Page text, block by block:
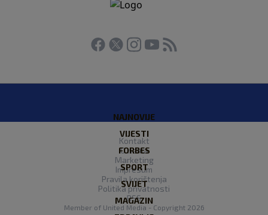
NAJNOVIJE
VIJESTI
FORBES
SPORT
SVIJET
MAGAZIN
Kontakt
O nama
Marketing
Impresum
Pravila korištenja
Politika privatnosti
RSS
Member of United Media - Copyright 2026